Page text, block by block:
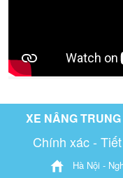
XE NÂNG
Chính xác -
Hà Nội -